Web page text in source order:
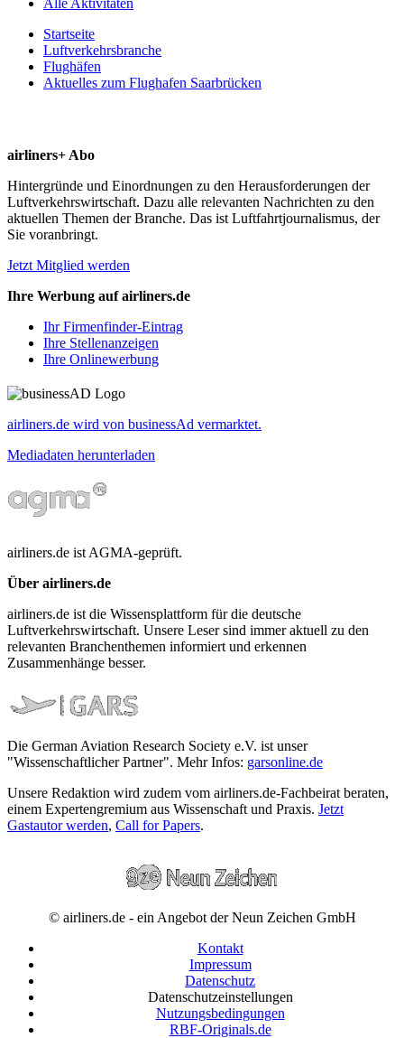
Startseite
Luftverkehrsbranche
Flughäfen
Aktuelles zum Flughafen Saarbrücken
airliners+ Abo
Hintergründe und Einordnungen zu den Herausforderungen der
Luftverkehrswirtschaft. Dazu alle relevanten Nachrichten zu den
aktuellen Themen der Branche. Das ist Luftfahrtjournalismus, der
Sie voranbringt.
Jetzt Mitglied werden
Ihre Werbung auf airliners.de
Ihr Firmenfinder-Eintrag
Ihre Stellenanzeigen
Ihre Onlinewerbung
airliners.de wird von businessAd vermarktet.
Mediadaten herunterladen
airliners.de ist AGMA-geprüft.
Über airliners.de
airliners.de ist die Wissensplattform für die deutsche
Luftverkehrswirtschaft. Unsere Leser sind immer aktuell zu den
relevanten Branchenthemen informiert und erkennen
Zusammenhänge besser.
Die German Aviation Research Society e.V. ist unser
"Wissenschaftlicher Partner". Mehr Infos: garsonline.de
Unsere Redaktion wird zudem vom airliners.de-Fachbeirat beraten,
einem Expertengremium aus Wissenschaft und Praxis. Jetzt
Gastautor werden, Call for Papers.
© airliners.de - ein Angebot der Neun Zeichen GmbH
Kontakt
Impressum
Datenschutz
Datenschutzeinstellungen
Nutzungsbedingungen
RBF-Originals.de